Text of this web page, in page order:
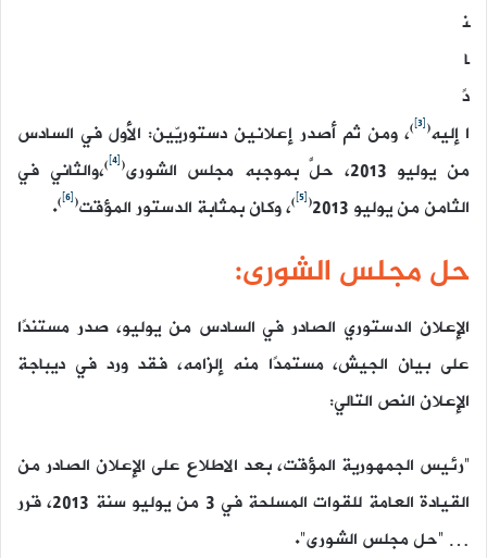
ن
ا
دً
ا إليه(
[3]
)، ومن ثم أصدر إعلانين دستوريّين: الأول في السادس
من يوليو 2013، حلَّ بموجبه مجلس الشورى
(
[4]
)،والثاني في
الثامن من يوليو 2013
(
[5]
)، وكان بمثابة الدستور المؤقت(
[6]
)
.
حل مجلس الشورى:
الإعلان الدستوري الصادر في السادس من يوليو، صدر مستندًا
على بيان الجيش، مستمدًا منه إلزامه، فقد ورد في ديباجة
الإعلان النص التالي:
“رئيس الجمهورية المؤقت، بعد الاطلاع على الإعلان الصادر من
القيادة العامة للقوات المسلحة في 3 من يوليو سنة 2013، قرر
… “حل مجلس الشورى”.